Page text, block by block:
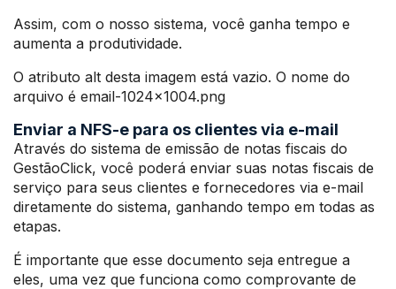
Assim, com o nosso sistema, você ganha tempo e
aumenta a produtividade.
O atributo alt desta imagem está vazio. O nome do
arquivo é email-1024×1004.png
Enviar a NFS-e para os clientes via e-mail
Através do sistema de emissão de notas fiscais do
GestãoClick, você poderá enviar suas notas fiscais de
serviço para seus clientes e fornecedores via e-mail
diretamente do sistema, ganhando tempo em todas as
etapas.
É importante que esse documento seja entregue a
eles, uma vez que funciona como comprovante de